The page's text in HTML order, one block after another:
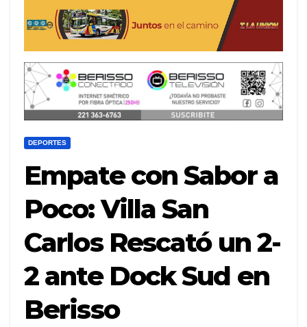
DEPORTES
Empate con Sabor a
Poco: Villa San
Carlos Rescató un 2-
2 ante Dock Sud en
Berisso